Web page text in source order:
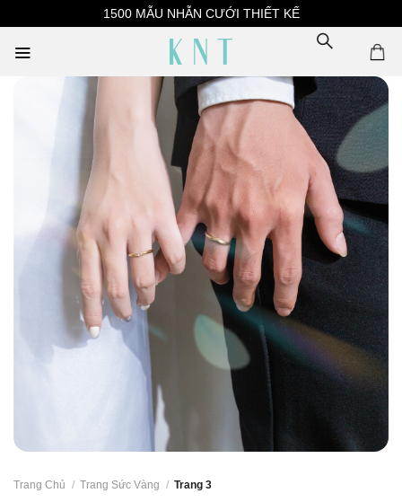
content
1500 MẪU NHẪN CƯỚI THIẾT KẾ
Trang Chủ / Trang Sức Vàng / Trang 3